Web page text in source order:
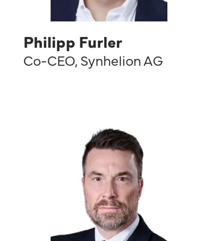
Philipp Furler
Co-CEO, Synhelion AG